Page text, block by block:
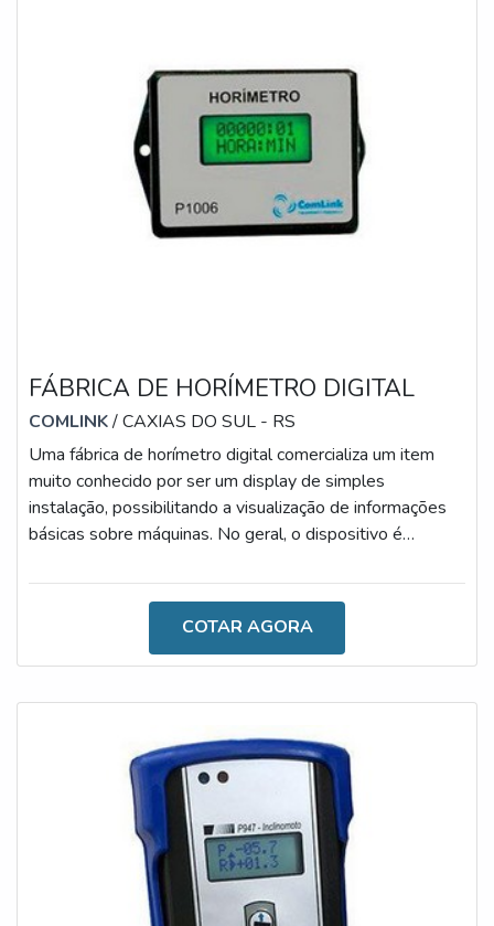
FÁBRICA DE HORÍMETRO DIGITAL
COMLINK/ CAXIAS DO SUL - RS
Uma fábrica de horímetro digital comercializa um item
muito conhecido por ser um display de simples
instalação, possibilitando a visualização de informações
básicas sobre máquinas. No geral, o dispositivo é
atividades de diversos segmentos, como indústrias,
DIVERSAS MEDIÇÕESO dispositivo é um acessório
indispensável durante a rotina de trabalho,
COTAR AGORA